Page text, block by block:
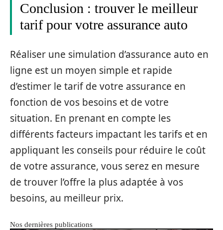
Conclusion : trouver le meilleur
tarif pour votre assurance auto
Réaliser une simulation d’assurance auto en
ligne est un moyen simple et rapide
d’estimer le tarif de votre assurance en
fonction de vos besoins et de votre
situation. En prenant en compte les
différents facteurs impactant les tarifs et en
appliquant les conseils pour réduire le coût
de votre assurance, vous serez en mesure
de trouver l’offre la plus adaptée à vos
besoins, au meilleur prix.
Nos dernières publications